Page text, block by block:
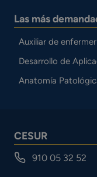
Las más
Auxiliar de
Desarrollo de
Anatomía
CESUR
910 05 32 52